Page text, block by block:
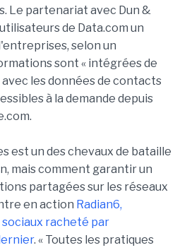
Le partenariat avec Dun &
de Data.com un
selon un
sont « intégrées de
les données de contacts
à la demande depuis
est un des chevaux de bataille
mais comment garantir un
partagées sur les réseaux
en action Radian6,
sociaux racheté par
. « Toutes les pratiques